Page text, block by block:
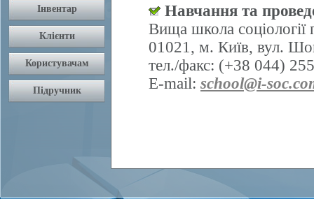
Навчання та
Вища школа соціології
01021, м. Київ, вул.
тел./факс: (+38 044)
E-mail: school@i-